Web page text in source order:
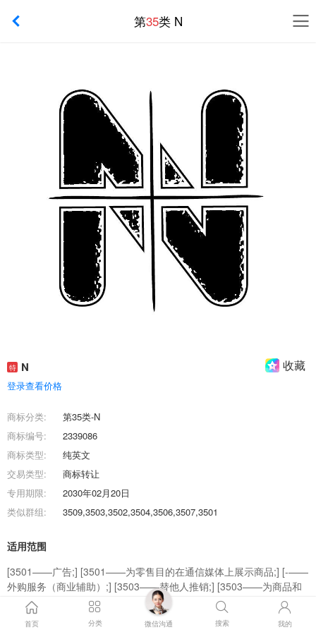
第35类 N
特 N 收藏
登录查看价格
商标分类:
第35类-N
商标编号:
2339086
商标类型:
纯英文
交易类型:
商标转让
专用期限:
2030年02月20日
类似群组:
3509,3503,3502,3504,3506,3507,3501
适用范围
[3501——广告;] [3501——为零售目的在通信媒体上展示商品;] [-——
外购服务（商业辅助）;] [3503——替他人推销;] [3503——为商品和
服务的买卖双方提供在线市场;] [3504——职业介绍;] [3506——对购
买定单进行行政处理;] [3507——会计;] [3509——药品零售或批发服
首页 分类 微信沟通 搜索 我的